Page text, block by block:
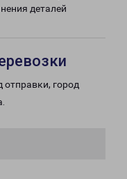
деталей
отправки, город